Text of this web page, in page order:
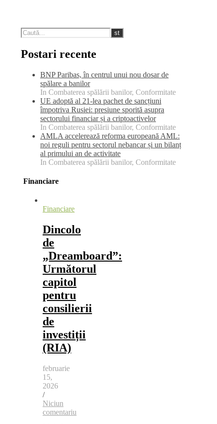
Postari recente
BNP Paribas, în centrul unui nou dosar de
spălare a banilor
In Combaterea spălării banilor, Conformitate
UE adoptă al 21-lea pachet de sancțiuni
împotriva Rusiei: presiune sporită asupra
sectorului financiar și a criptoactivelor
In Combaterea spălării banilor, Conformitate
AMLA accelerează reforma europeană AML:
noi reguli pentru sectorul nebancar și un bilanț
al primului an de activitate
In Combaterea spălării banilor, Conformitate
Financiare
Financiare
Dincolo
de
„Dreamboard”:
Următorul
capitol
pentru
consilierii
de
investiții
(RIA)
februarie
15,
2026
/
Niciun
comentariu